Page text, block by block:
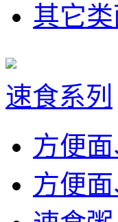
其它
速食系列
方便
方便